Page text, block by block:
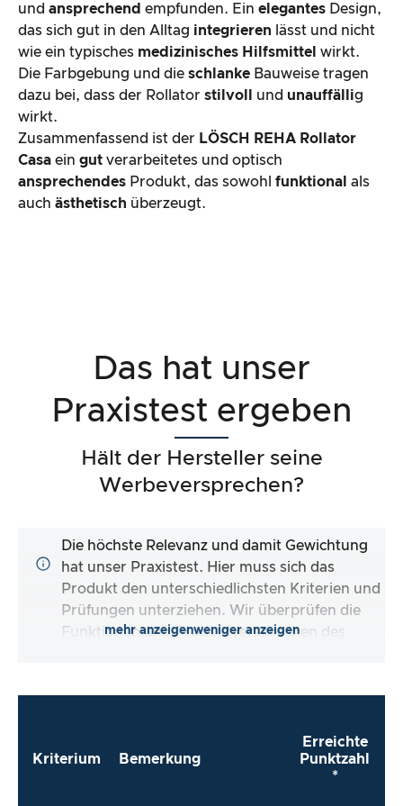
und ansprechend empfunden. Ein elegantes Design,
das sich gut in den Alltag integrieren lässt und nicht
wie ein typisches medizinisches Hilfsmittel wirkt.
Die Farbgebung und die schlanke Bauweise tragen
dazu bei, dass der Rollator stilvoll und unauffällig
wirkt.
Zusammenfassend ist der LÖSCH REHA Rollator
Casa ein gut verarbeitetes und optisch
ansprechendes Produkt, das sowohl funktional als
auch ästhetisch überzeugt.
Das hat unser
Praxistest ergeben
Hält der Hersteller seine
Werbeversprechen?
Die höchste Relevanz und damit Gewichtung
hat unser Praxistest. Hier muss sich das
Produkt den unterschiedlichsten Kriterien und
Prüfungen unterziehen. Wir überprüfen die
Funktionen und Produktversprechen des
mehr anzeigenweniger anzeigen
Kriterium Bemerkung
Erreichte
Punktzahl
*